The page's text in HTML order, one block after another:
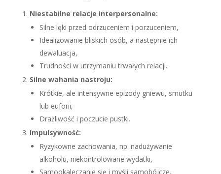
Niestabilne relacje interpersonalne:
Silne lęki przed odrzuceniem i porzuceniem,
Idealizowanie bliskich osób, a następnie ich
dewaluacja,
Trudności w utrzymaniu trwałych relacji.
Silne wahania nastroju:
Krótkie, ale intensywne epizody gniewu, smutku
lub euforii,
Drażliwość i poczucie pustki.
Impulsywność:
Ryzykowne zachowania, np. nadużywanie
alkoholu, niekontrolowane wydatki,
Samookaleczanie się i myśli samobójcze.